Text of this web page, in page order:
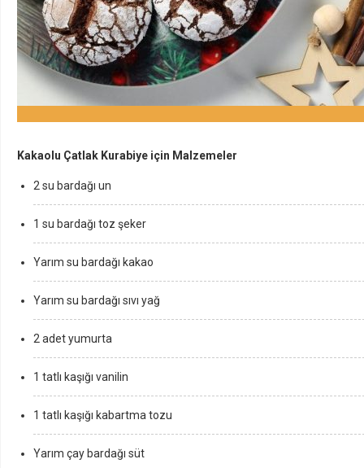
Kakaolu Çatlak Kurabiye için Malzemeler
2 su bardağı un
1 su bardağı toz şeker
Yarım su bardağı kakao
Yarım su bardağı sıvı yağ
2 adet yumurta
1 tatlı kaşığı vanilin
1 tatlı kaşığı kabartma tozu
Yarım çay bardağı süt